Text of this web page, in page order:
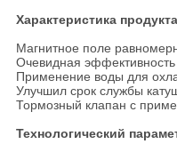
Характеристика продукта
Магнитное поле
Очевидная
Применение воды для
Улучшил срок службы
Тормозный клапан с
Технологический